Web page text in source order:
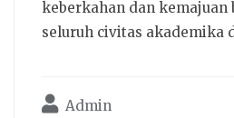
keberkahan dan kemajuan
seluruh civitas akademika
Admin